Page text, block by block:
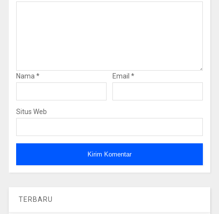
Nama * Email *
Situs Web
TERBARU